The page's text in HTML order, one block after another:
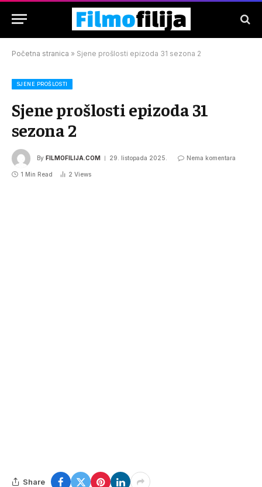
Početna stranica » Sjene prošlosti epizoda 31 sezona 2
SJENE PROŠLOSTI
Sjene prošlosti epizoda 31
sezona 2
By FILMOFILIJA.COM 29. listopada 2025. Nema komentara
1 Min Read 2 Views
Share